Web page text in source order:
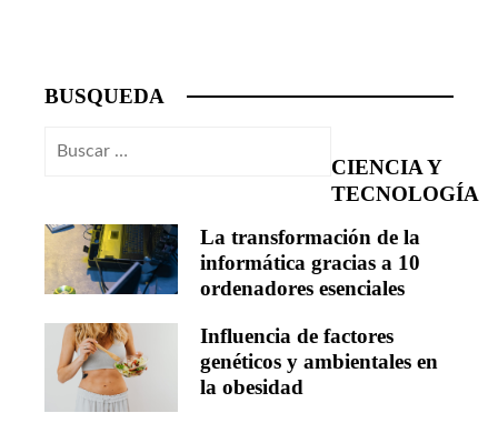
BUSQUEDA
Buscar:
CIENCIA Y
TECNOLOGÍA
La transformación de la
informática gracias a 10
ordenadores esenciales
Influencia de factores
genéticos y ambientales en
la obesidad